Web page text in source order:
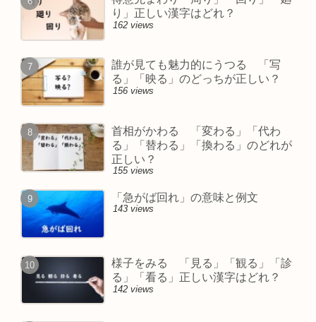
り」正しい漢字はどれ？
162 views
誰が見ても魅力的にうつる 「写
る」「映る」のどっちが正しい？
156 views
首相がかわる 「変わる」「代わ
る」「替わる」「換わる」のどれが
正しい？
155 views
「急がば回れ」の意味と例文
143 views
様子をみる 「見る」「観る」「診
る」「看る」正しい漢字はどれ？
142 views